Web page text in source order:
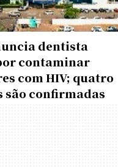
dentista
contaminar
com HIV; quatro
são confirmadas